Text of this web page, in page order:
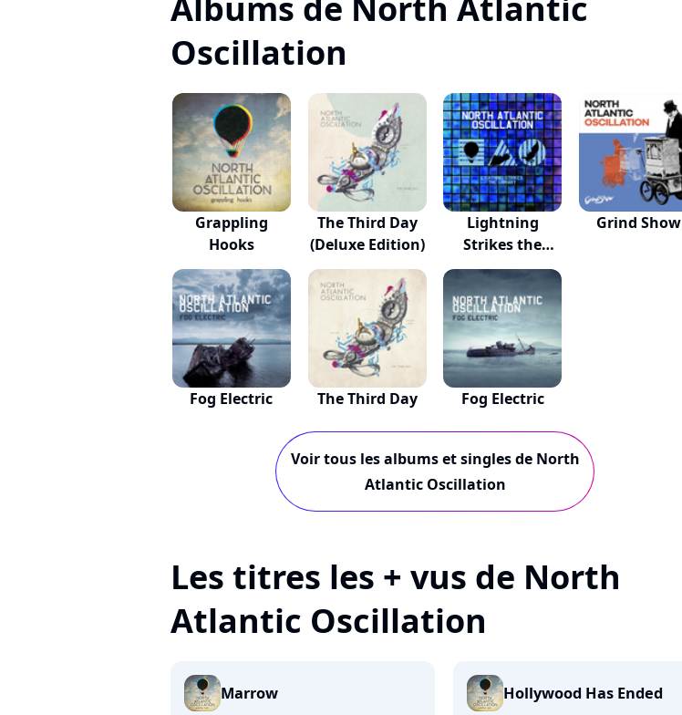
Oscillation
Grappling
Hooks
The Third Day
(Deluxe Edition)
Lightning
Strikes the
Library
Grind Show
Fog Electric The Third Day Fog Electric
Voir tous les albums et singles de North
Atlantic Oscillation
Les titres les + vus de North
Atlantic Oscillation
Marrow Hollywood Has Ended